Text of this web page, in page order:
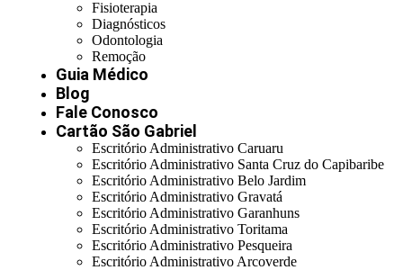
Fisioterapia
Diagnósticos
Odontologia
Remoção
Guia Médico
Blog
Fale Conosco
Cartão São Gabriel
Escritório Administrativo Caruaru
Escritório Administrativo Santa Cruz do Capibaribe
Escritório Administrativo Belo Jardim
Escritório Administrativo Gravatá
Escritório Administrativo Garanhuns
Escritório Administrativo Toritama
Escritório Administrativo Pesqueira
Escritório Administrativo Arcoverde